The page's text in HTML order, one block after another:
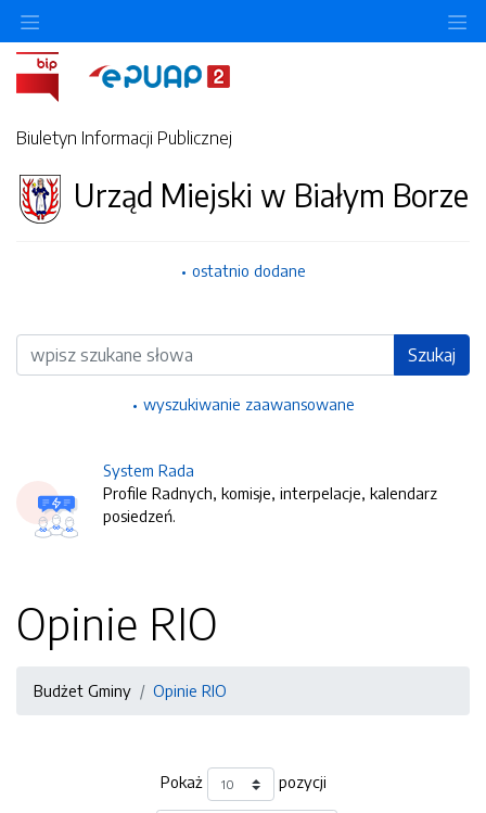
Biuletyn Informacji Publicznej
Urząd Miejski w Białym Borze
ostatnio dodane
Wyszukiwarka Szukaj
wyszukiwanie zaawansowane
System Rada
Profile Radnych, komisje, interpelacje, kalendarz
posiedzeń.
Opinie RIO
Budżet Gminy Opinie RIO
Pokaż pozycji